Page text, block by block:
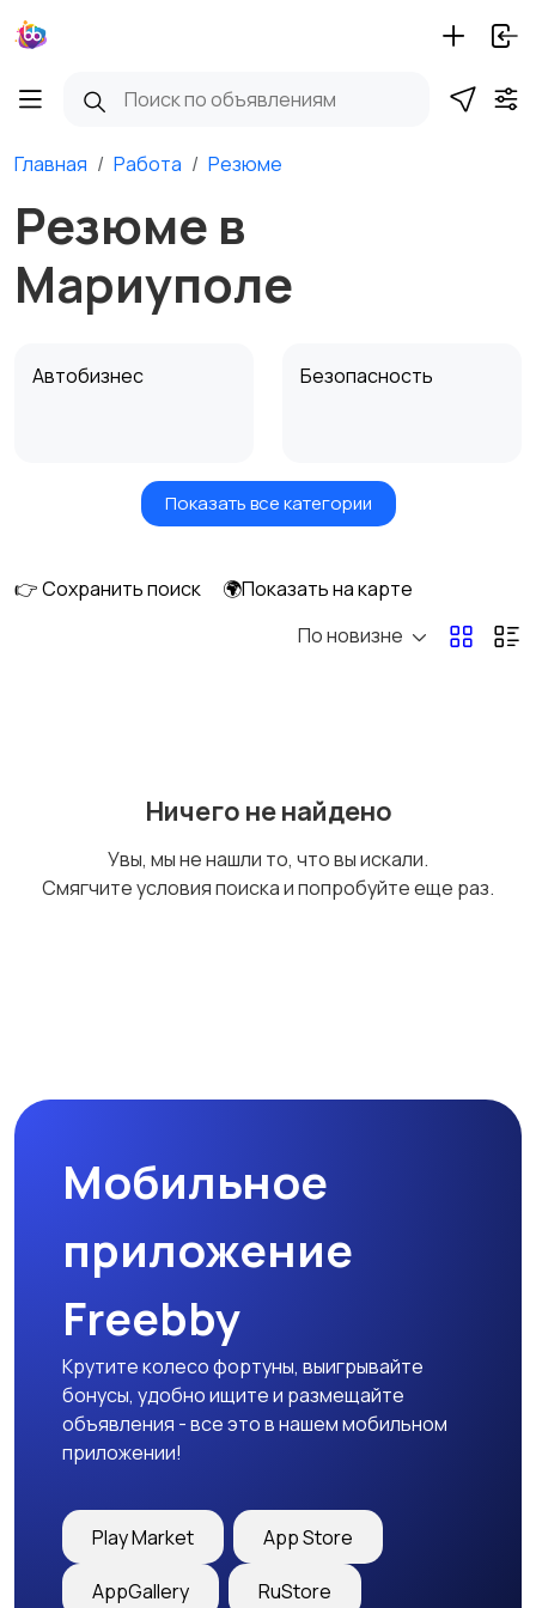
Главная Работа Резюме
Резюме в
Мариуполе
Автобизнес Безопасность
Бытовые услуги и
Высший менеджмент
Добыча сырья,
Медицина Начало карьеры
Образование и наука
закупки
Показать все категории
👉 Сохранить поиск
🌍Показать на карте
По новизне
Ничего не найдено
Увы, мы не нашли то, что вы искали.
Смягчите условия поиска и попробуйте еще раз.
Мобильное
приложение
Freebby
Крутите колесо фортуны, выигрывайте
бонусы, удобно ищите и размещайте
объявления - все это в нашем мобильном
приложении!
Play Market App Store
AppGallery RuStore